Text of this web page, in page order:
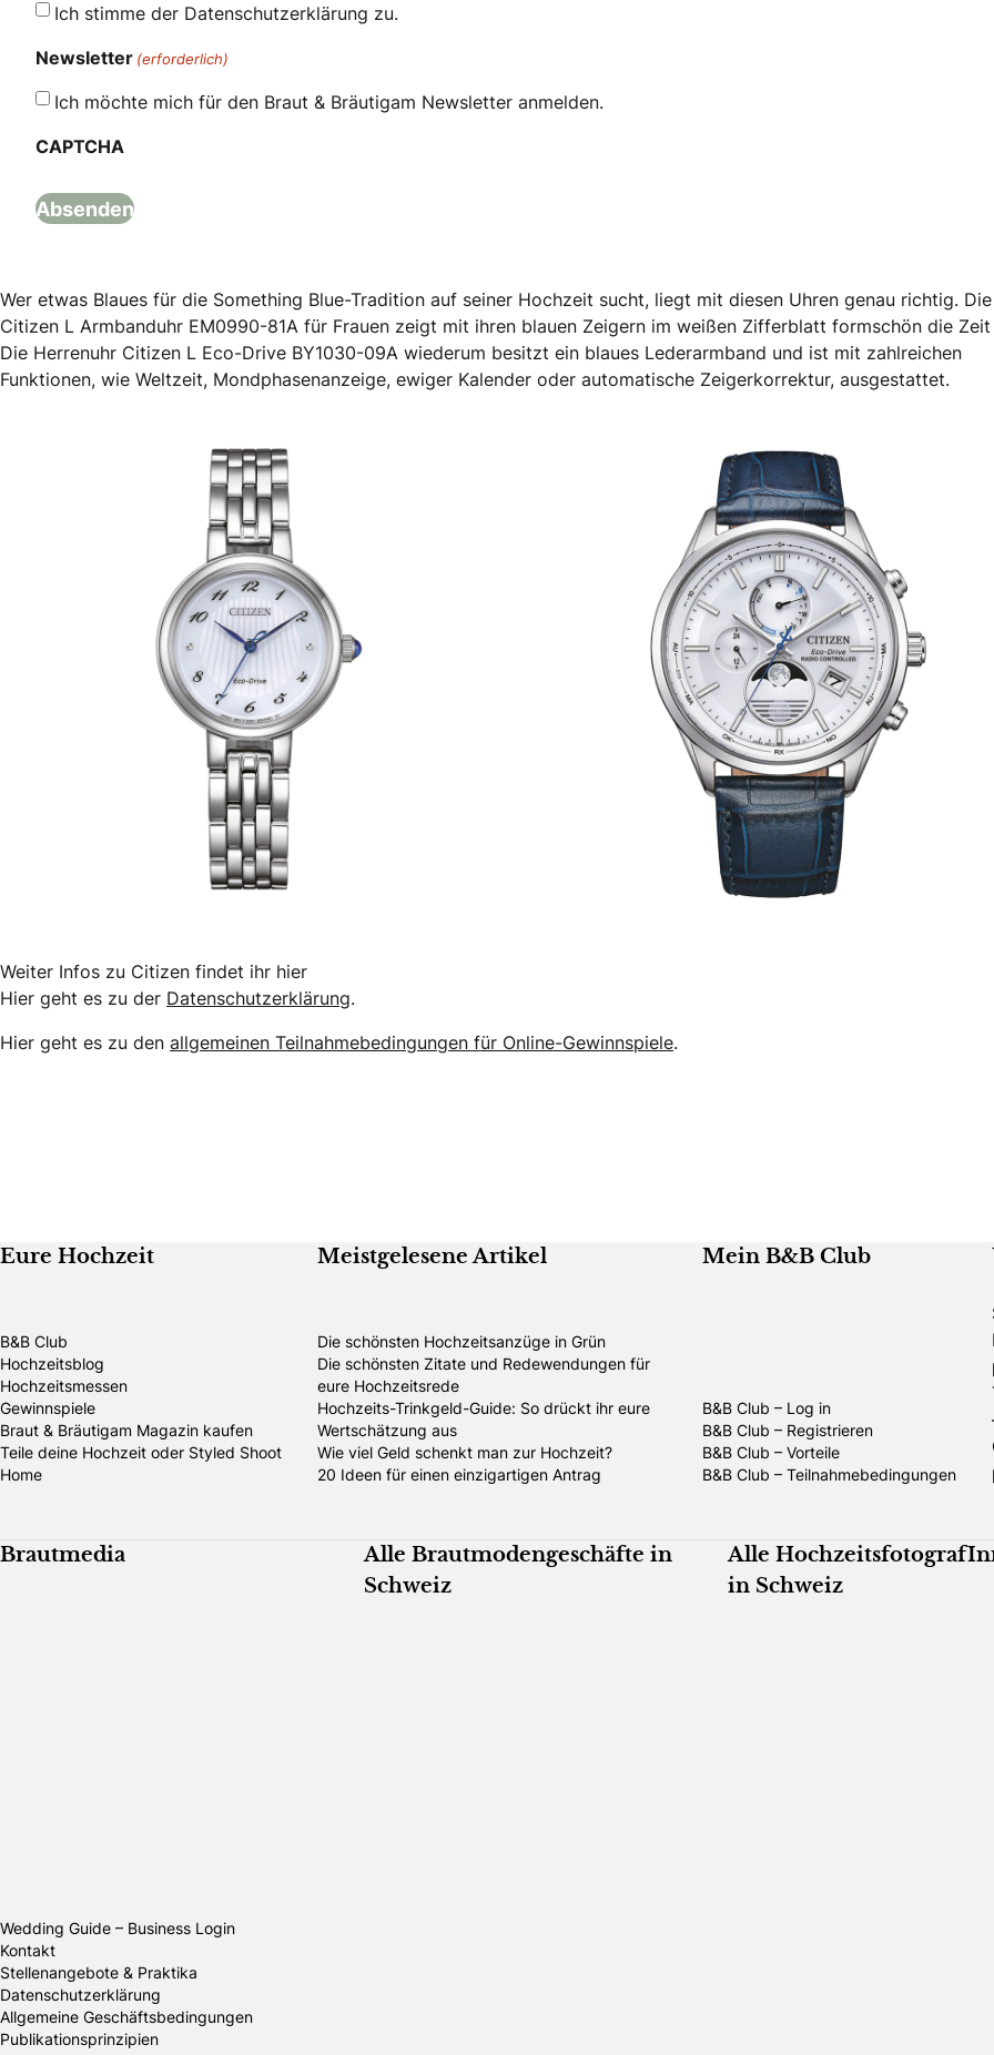
Ich stimme der Datenschutzerklärung zu.
Newsletter (erforderlich)
Ich möchte mich für den Braut & Bräutigam Newsletter anmelden.
CAPTCHA
Wer etwas Blaues für die Something Blue-Tradition auf seiner Hochzeit sucht, liegt mit diesen Uhren genau richtig. Die
Citizen L Armbanduhr EM0990-81A für Frauen zeigt mit ihren blauen Zeigern im weißen Zifferblatt formschön die Zeit
Die Herrenuhr Citizen L Eco-Drive BY1030-09A wiederum besitzt ein blaues Lederarmband und ist mit zahlreichen
Funktionen, wie Weltzeit, Mondphasenanzeige, ewiger Kalender oder automatische Zeigerkorrektur, ausgestattet.
Weiter Infos zu Citizen findet ihr hier
Hier geht es zu der Datenschutzerklärung.
Hier geht es zu den allgemeinen Teilnahmebedingungen für Online-Gewinnspiele.
Eure Hochzeit
B&B Club
Hochzeitsblog
Hochzeitsmessen
Gewinnspiele
Braut & Bräutigam Magazin kaufen
Teile deine Hochzeit oder Styled Shoot
Home
Meistgelesene Artikel
Die schönsten Hochzeitsanzüge in Grün
Die schönsten Zitate und Redewendungen für
eure Hochzeitsrede
Hochzeits-Trinkgeld-Guide: So drückt ihr eure
Wertschätzung aus
Wie viel Geld schenkt man zur Hochzeit?
20 Ideen für einen einzigartigen Antrag
Mein B&B Club
B&B Club – Log in
B&B Club – Registrieren
B&B Club – Vorteile
B&B Club – Teilnahmebedingungen
Brautmedia
Wedding Guide – Business Login
Kontakt
Stellenangebote & Praktika
Datenschutzerklärung
Allgemeine Geschäftsbedingungen
Publikationsprinzipien
Alle Brautmodengeschäfte in
Schweiz
Alle
in Schweiz